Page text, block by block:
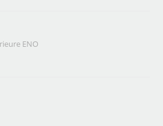
ENO